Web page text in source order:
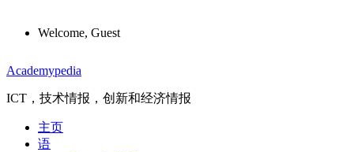
Welcome, Guest
Menu
Academypedia
ICT，技术情报，创新和经济情报
主页
语